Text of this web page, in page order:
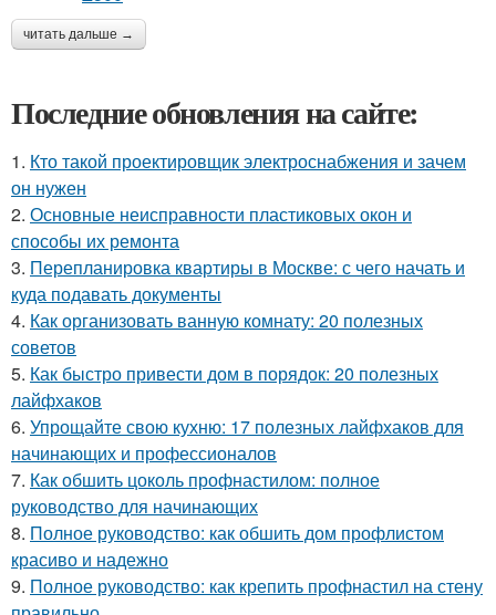
читать дальше →
Последние обновления на сайте:
1. Кто такой проектировщик электроснабжения и зачем
он нужен
2. Основные неисправности пластиковых окон и
способы их ремонта
3. Перепланировка квартиры в Москве: с чего начать и
куда подавать документы
4. Как организовать ванную комнату: 20 полезных
советов
5. Как быстро привести дом в порядок: 20 полезных
лайфхаков
6. Упрощайте свою кухню: 17 полезных лайфхаков для
начинающих и профессионалов
7. Как обшить цоколь профнастилом: полное
руководство для начинающих
8. Полное руководство: как обшить дом профлистом
красиво и надежно
9. Полное руководство: как крепить профнастил на стену